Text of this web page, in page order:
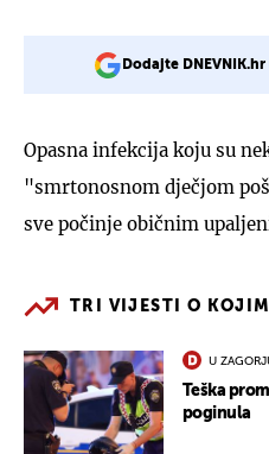
Dodajte
Opasna infekcija koju su
"smrtonosnom dječjom
sve počinje običnim
TRI VIJESTI O
U
Teška
poginula